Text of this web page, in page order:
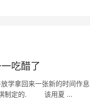
吃醋了
回来一张新的时间作息
祺制定的. 该用夏 ...